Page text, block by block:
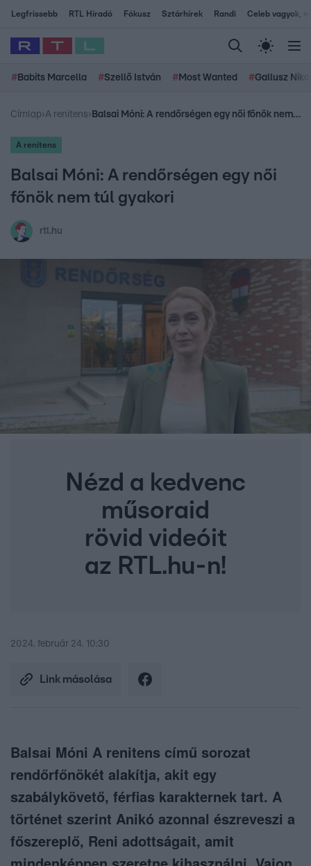
Legfrissebb RTL Híradó Fókusz Sztárhírek Randi Celeb vagyok,
# Babits Marcella #Szellő István # Most Wanted #Gallusz
Címlap›A renitens› Balsai Móni: A rendőrségen egy női főnök nem túl gyakori
A renitens
Balsai Móni: A rendőrségen egy női
főnök nem túl gyakori
rtl.hu
Nézd a kedvenc
műsoraid
rövid videóit
az RTL.hu-n!
2024. február 24. 10:30
Link másolása
Balsai Móni A renitens című sorozat
rendőrfőnökét alakítja, akit egy
szabálykövető, férfias karakternek tart. A
történet szerint Anikó azonnal észreveszi a
főszereplő, Reni adottságait, amit